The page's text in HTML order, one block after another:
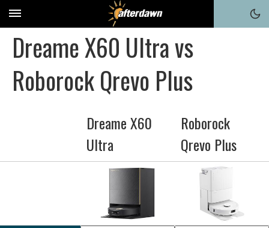
Dreame X60 Ultra vs
Roborock Qrevo Plus
Dreame X60
Ultra
Roborock
Qrevo Plus